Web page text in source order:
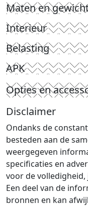
Maten en
Interieur
Belasting
APK
Opties en
Disclaimer
Ondanks de
besteden aan de
weergegeven
specificaties en
voor de
Een deel van de
bronnen en kan